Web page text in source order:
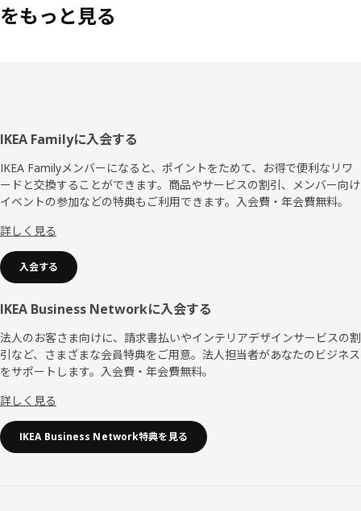
をもっと見る
フ
ッ
タ
IKEA Familyに入会する
IKEA Familyメンバーになると、ポイントをためて、お得で便利なリワ
ードと交換することができます。商品やサービスの割引、メンバー向け
イベントの参加などの特典もご利用できます。入会費・年会費無料。
詳しく見る
入会する
IKEA Business Networkに入会する
法人のお客さま向けに、請求書払いやインテリアデザインサービスの割
引など、さまざまな会員特典をご用意。法人担当者があなたのビジネス
をサポートします。入会費・年会費無料。
詳しく見る
IKEA Business Network特典を見る